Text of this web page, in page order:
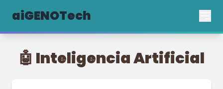
aiGENOTech
🤖 Inteligencia Artificial